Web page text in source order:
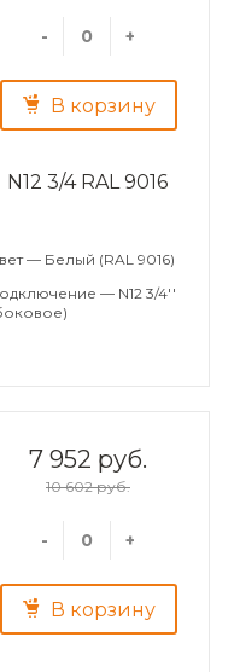
- +
В корзину
3/4 RAL 9016
— Белый (RAL 9016)
— N12 3/4''
7 952 руб.
10 602 руб.
- +
В корзину